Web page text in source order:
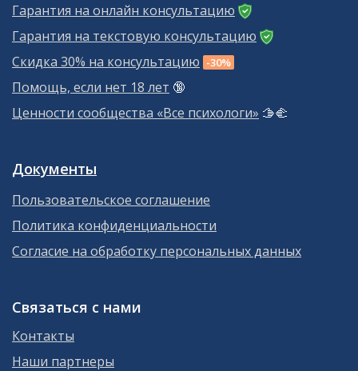
Гарантия на онлайн консультацию
Гарантия на текстовую консультацию
Скидка 30% на консультацию -30%
Помощь, если нет 18 лет 🔞
Ценности сообщества «Все психологи» 🫱‍🫲
Документы
Пользовательское соглашение
Политика конфиденциальности
Согласие на обработку персональных данных
Связаться с нами
Контакты
Наши партнеры